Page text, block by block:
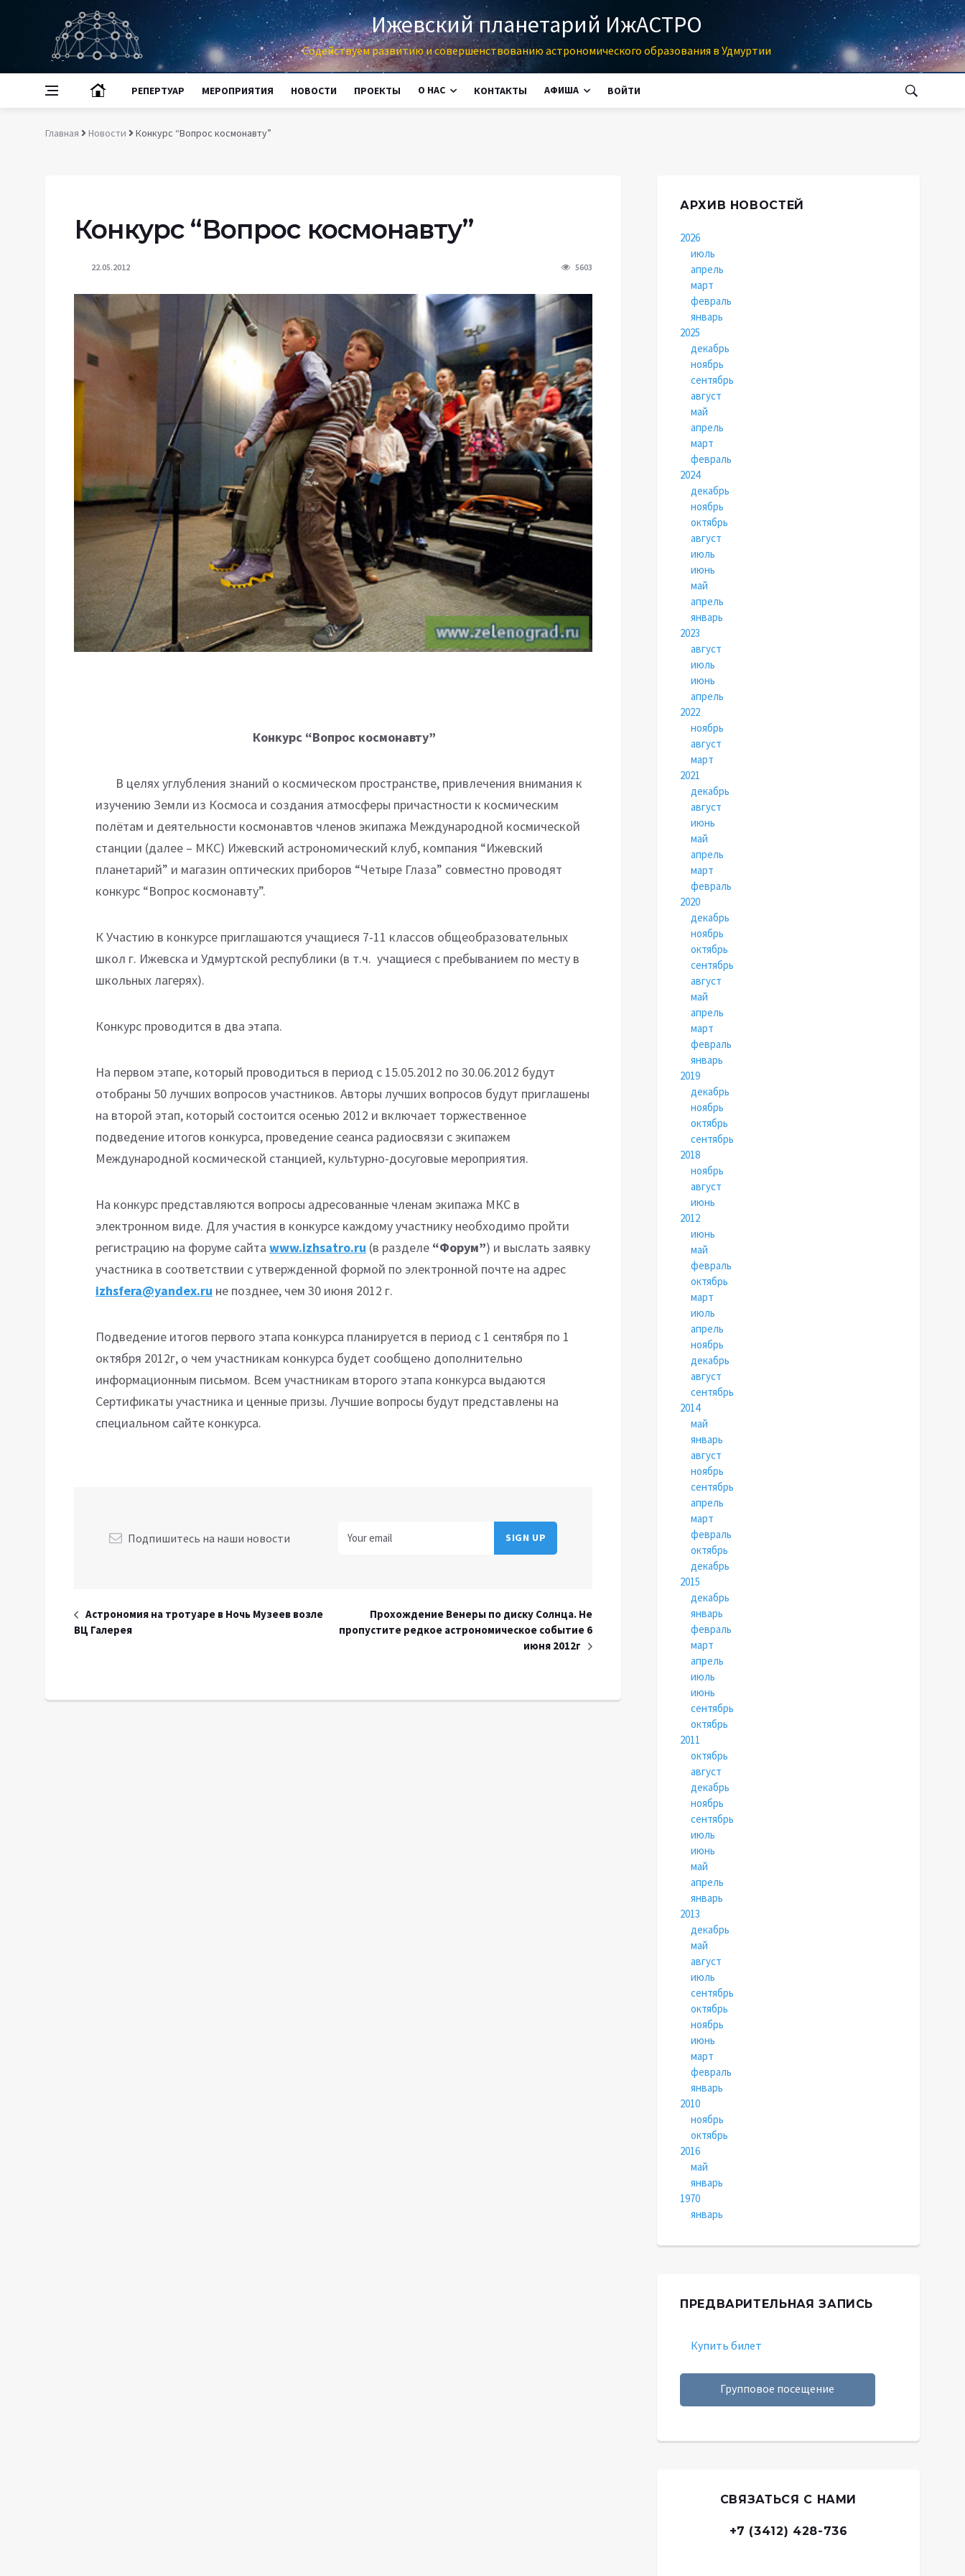
Ижевский планетарий ИжАСТРО
Содействуем развитию и совершенствованию астрономического образования в Удмуртии
РЕПЕРТУАР МЕРОПРИЯТИЯ НОВОСТИ ПРОЕКТЫ О НАС КОНТАКТЫ АФИША ВОЙТИ
Главная Новости Конкурс “Вопрос космонавту”
Конкурс “Вопрос космонавту”
22.05.2012 5603
Конкурс “Вопрос космонавту”
В целях углубления знаний о космическом пространстве, привлечения внимания к
изучению Земли из Космоса и создания атмосферы причастности к космическим
полётам и деятельности космонавтов членов экипажа Международной космической
станции (далее – МКС) Ижевский астрономический клуб, компания “Ижевский
планетарий” и магазин оптических приборов “Четыре Глаза” совместно проводят
конкурс “Вопрос космонавту”.
К Участию в конкурсе приглашаются учащиеся 7-11 классов общеобразовательных
школ г. Ижевска и Удмуртской республики (в т.ч. учащиеся c пребыванием по месту в
школьных лагерях).
Конкурс проводится в два этапа.
На первом этапе, который проводиться в период с 15.05.2012 по 30.06.2012 будут
отобраны 50 лучших вопросов участников. Авторы лучших вопросов будут приглашены
на второй этап, который состоится осенью 2012 и включает торжественное
подведение итогов конкурса, проведение сеанса радиосвязи с экипажем
Международной космической станцией, культурно-досуговые мероприятия.
На конкурс представляются вопросы адресованные членам экипажа МКС в
электронном виде. Для участия в конкурсе каждому участнику необходимо пройти
регистрацию на форуме сайта www.izhsatro.ru (в разделе “Форум”) и выслать заявку
участника в соответствии с утвержденной формой по электронной почте на адрес
izhsfera@yandex.ru не позднее, чем 30 июня 2012 г.
Подведение итогов первого этапа конкурса планируется в период с 1 сентября по 1
октября 2012г, о чем участникам конкурса будет сообщено дополнительно
информационным письмом. Всем участникам второго этапа конкурса выдаются
Сертификаты участника и ценные призы. Лучшие вопросы будут представлены на
специальном сайте конкурса.
Подпишитесь на наши новости
Астрономия на тротуаре в Ночь Музеев возле
ВЦ Галерея
Прохождение Венеры по диску Солнца. Не
пропустите редкое астрономическое событие 6
июня 2012г
АРХИВ НОВОСТЕЙ
2026
июль
апрель
март
февраль
январь
2025
декабрь
ноябрь
сентябрь
август
май
апрель
март
февраль
2024
декабрь
ноябрь
октябрь
август
июль
июнь
май
апрель
январь
2023
август
июль
июнь
апрель
2022
ноябрь
август
март
2021
декабрь
август
июнь
май
апрель
март
февраль
2020
декабрь
ноябрь
октябрь
сентябрь
август
май
апрель
март
февраль
январь
2019
декабрь
ноябрь
октябрь
сентябрь
2018
ноябрь
август
июнь
2012
июнь
май
февраль
октябрь
март
июль
апрель
ноябрь
декабрь
август
сентябрь
2014
май
январь
август
ноябрь
сентябрь
апрель
март
февраль
октябрь
декабрь
2015
декабрь
январь
февраль
март
апрель
июль
июнь
сентябрь
октябрь
2011
октябрь
август
декабрь
ноябрь
сентябрь
июль
июнь
май
апрель
январь
2013
декабрь
май
август
июль
сентябрь
октябрь
ноябрь
июнь
март
февраль
январь
2010
ноябрь
октябрь
2016
май
январь
1970
январь
ПРЕДВАРИТЕЛЬНАЯ ЗАПИСЬ
Купить билет
Групповое посещение
СВЯЗАТЬСЯ С НАМИ
+7 (3412) 428-736